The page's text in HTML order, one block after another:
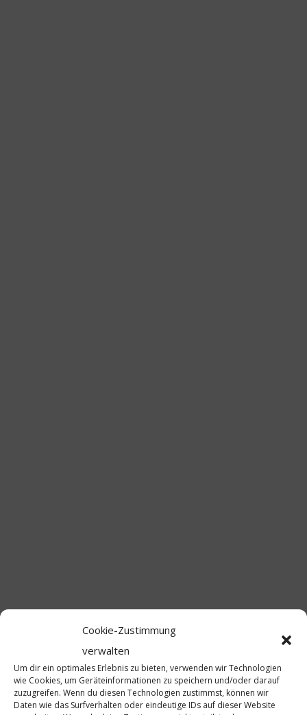
Cookie-Zustimmung
verwalten
Um dir ein optimales Erlebnis zu bieten, verwenden wir Technologien
wie Cookies, um Geräteinformationen zu speichern und/oder darauf
zuzugreifen. Wenn du diesen Technologien zustimmst, können wir
Daten wie das Surfverhalten oder eindeutige IDs auf dieser Website